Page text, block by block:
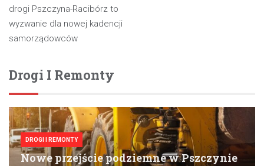
wpisu
drogi Pszczyna-Racibórz to
wyzwanie dla nowej kadencji
samorządowców
Drogi I Remonty
DROGI I REMONTY
Nowe przejście podziemne w Pszczynie